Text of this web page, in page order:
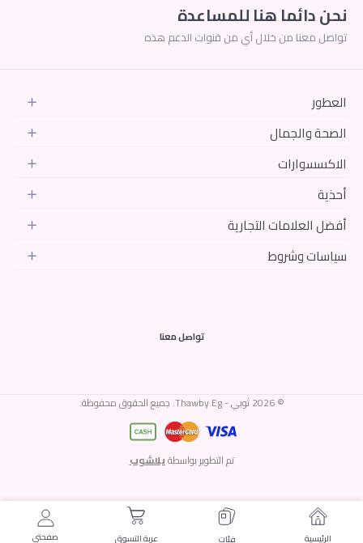
نحن دائما هنا للمساعدة
تواصل معنا من خلال أي من قنوات الدعم هذه
العطور
الصحة والجمال
الاكسسوارات
أحذية
أفضل العلامات التجارية
سياسات وشروط
تواصل معنا
© 2026 ثوبي - Thawby.Eg. جميع الحقوق محفوظة.
تم التطوير بواسطةيلاشوب
الرئيسية فئات عربة التسوق صفحتى